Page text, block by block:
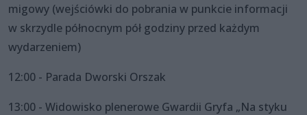
migowy (wejściówki do pobrania w punkcie informacji
w skrzydle północnym pół godziny przed każdym
wydarzeniem)
12:00 - Parada Dworski Orszak
13:00 - Widowisko plenerowe Gwardii Gryfa „Na styku